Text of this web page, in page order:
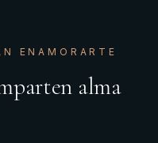
ENAMORARTE
alma